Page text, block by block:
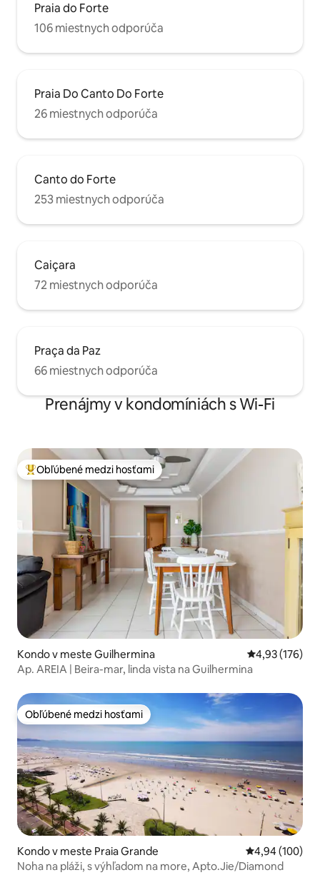
Praia do Forte
106 miestnych odporúča
Praia Do Canto Do Forte
26 miestnych odporúča
Canto do Forte
253 miestnych odporúča
Caiçara
72 miestnych odporúča
Praça da Paz
66 miestnych odporúča
Prenájmy v kondomíniách s Wi-Fi
Najobľúbenejšie medzi hosťami
Obľúbené medzi hosťami
Kondo v meste Guilhermina Priemerné
4,93 (176)
Ap. AREIA | Beira-mar, linda vista na Guilhermina
Obľúbené medzi hosťami
Obľúbené medzi hosťami
Kondo v meste Praia Grande Priemerné
4,94 (100)
Noha na pláži, s výhľadom na more, Apto.Jie/Diamond